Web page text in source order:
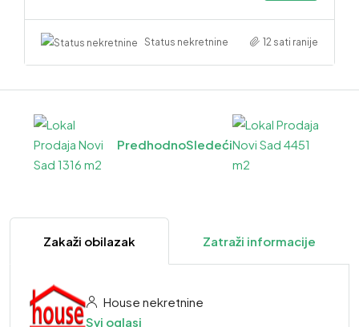
Status nekretnine 12 sati ranije
PredhodnoSledeći
Zakaži obilazak Zatraži informacije
House nekretnine
Svi oglasi